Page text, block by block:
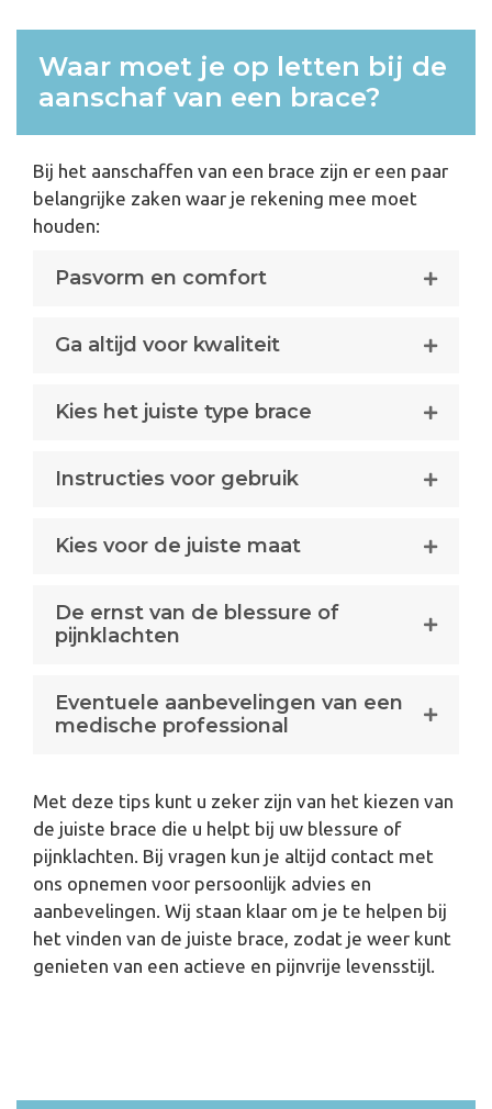
Waar moet je op letten bij de
aanschaf van een brace?
Bij het aanschaffen van een brace zijn er een paar
belangrijke zaken waar je rekening mee moet
houden:
Pasvorm en comfort
Ga altijd voor kwaliteit
Kies het juiste type brace
Instructies voor gebruik
Kies voor de juiste maat
De ernst van de blessure of
pijnklachten
Eventuele aanbevelingen van een
medische professional
Met deze tips kunt u zeker zijn van het kiezen van
de juiste brace die u helpt bij uw blessure of
pijnklachten. Bij vragen kun je altijd contact met
ons opnemen voor persoonlijk advies en
aanbevelingen. Wij staan klaar om je te helpen bij
het vinden van de juiste brace, zodat je weer kunt
genieten van een actieve en pijnvrije levensstijl.